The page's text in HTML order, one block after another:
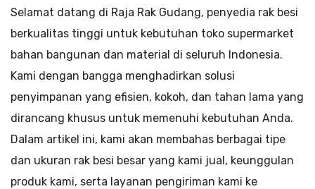
Selamat datang di Raja Rak Gudang, penyedia rak besi
berkualitas tinggi untuk kebutuhan toko supermarket
bahan bangunan dan material di seluruh Indonesia.
Kami dengan bangga menghadirkan solusi
penyimpanan yang efisien, kokoh, dan tahan lama yang
dirancang khusus untuk memenuhi kebutuhan Anda.
Dalam artikel ini, kami akan membahas berbagai tipe
dan ukuran rak besi besar yang kami jual, keunggulan
produk kami, serta layanan pengiriman kami ke